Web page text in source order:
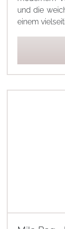
und die
einem